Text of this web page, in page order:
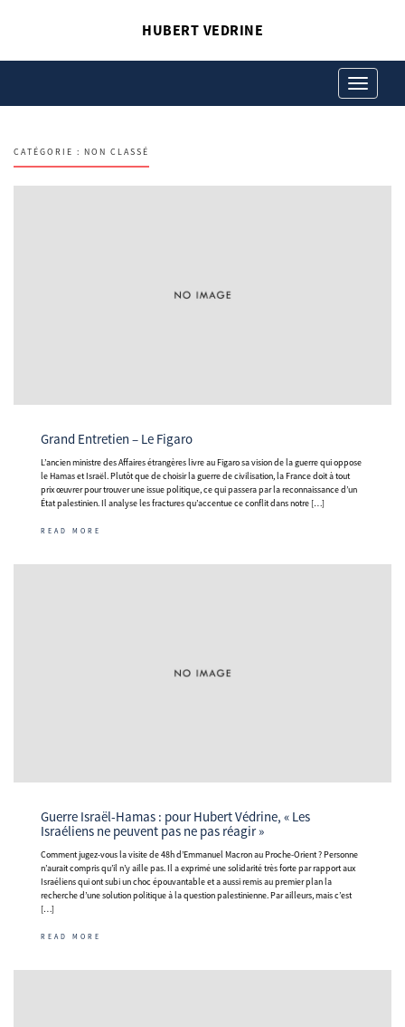
HUBERT VEDRINE
Toggle
navigation
CATÉGORIE : NON CLASSÉ
Grand Entretien – Le Figaro
L’ancien ministre des Affaires étrangères livre au Figaro sa vision de la guerre qui oppose
le Hamas et Israël. Plutôt que de choisir la guerre de civilisation, la France doit à tout
prix œuvrer pour trouver une issue politique, ce qui passera par la reconnaissance d’un
État palestinien. Il analyse les fractures qu’accentue ce conflit dans notre […]
READ MORE
Guerre Israël-Hamas : pour Hubert Védrine, « Les
Israéliens ne peuvent pas ne pas réagir »
Comment jugez-vous la visite de 48h d’Emmanuel Macron au Proche-Orient ? Personne
n’aurait compris qu’il n’y aille pas. Il a exprimé une solidarité très forte par rapport aux
Israéliens qui ont subi un choc épouvantable et a aussi remis au premier plan la
recherche d’une solution politique à la question palestinienne. Par ailleurs, mais c’est
[…]
READ MORE